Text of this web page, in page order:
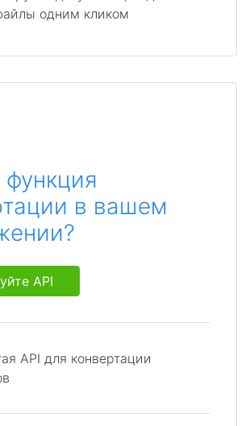
одним кликом
в вашем
API
API для конвертации